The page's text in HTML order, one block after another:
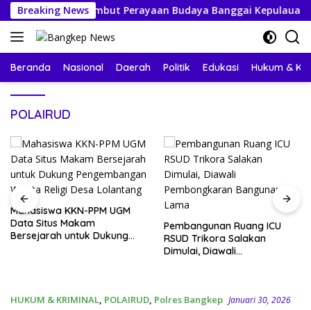
Langsung
ke
konten
Breaking News
Bersiap Sambut Perayaan Budaya Banggai Kepulauan
Beranda Nasional Daerah Politik Edukasi Hukum &
POLAIRUD
Mahasiswa KKN-PPM UGM
Data Situs Makam
Bersejarah untuk Dukung
Pembangunan Ruang ICU
RSUD Trikora Salakan
Dimulai, Diawali
HUKUM & KRIMINAL, POLAIRUD, Polres Bangkep Januari 30, 2026